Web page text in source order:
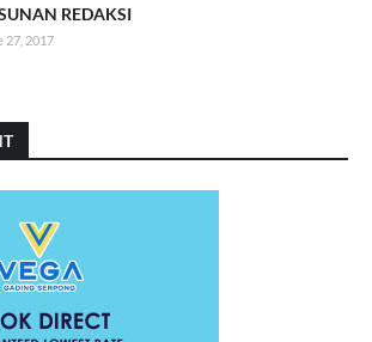
REDAKSI
27, 2017